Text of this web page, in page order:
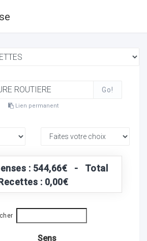
Go!
Lien permanent
: 544,66€ - Total
: 0,00€
Sens